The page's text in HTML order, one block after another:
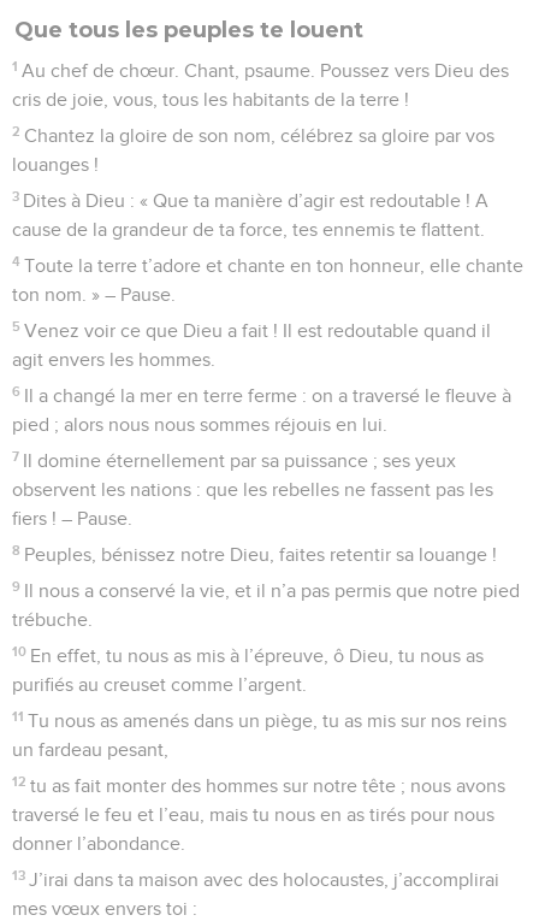
Que tous les peuples te louent
1 Au chef de chœur. Chant, psaume. Poussez vers Dieu des
cris de joie, vous, tous les habitants de la terre !
2 Chantez la gloire de son nom, célébrez sa gloire par vos
louanges !
3 Dites à Dieu : « Que ta manière d’agir est redoutable ! A
cause de la grandeur de ta force, tes ennemis te flattent.
4 Toute la terre t’adore et chante en ton honneur, elle chante
ton nom. » – Pause.
5 Venez voir ce que Dieu a fait ! Il est redoutable quand il
agit envers les hommes.
6 Il a changé la mer en terre ferme : on a traversé le fleuve à
pied ; alors nous nous sommes réjouis en lui.
7 Il domine éternellement par sa puissance ; ses yeux
observent les nations : que les rebelles ne fassent pas les
fiers ! – Pause.
8 Peuples, bénissez notre Dieu, faites retentir sa louange !
9 Il nous a conservé la vie, et il n’a pas permis que notre pied
trébuche.
10 En effet, tu nous as mis à l’épreuve, ô Dieu, tu nous as
purifiés au creuset comme l’argent.
11 Tu nous as amenés dans un piège, tu as mis sur nos reins
un fardeau pesant,
12 tu as fait monter des hommes sur notre tête ; nous avons
traversé le feu et l’eau, mais tu nous en as tirés pour nous
donner l’abondance.
13 J’irai dans ta maison avec des holocaustes, j’accomplirai
mes vœux envers toi :